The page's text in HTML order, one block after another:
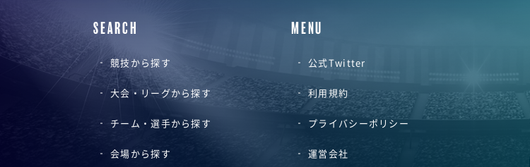
SEARCH
競技から探す
大会・リーグから探す
チーム・選手から探す
会場から探す
MENU
公式Twitter
利用規約
プライバシーポリシー
運営会社